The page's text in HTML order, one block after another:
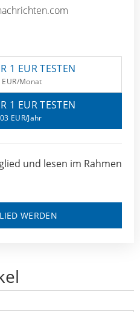
1 EUR TESTEN
Monat
1 EUR TESTEN
EUR/Jahr
und lesen im Rahmen
WERDEN